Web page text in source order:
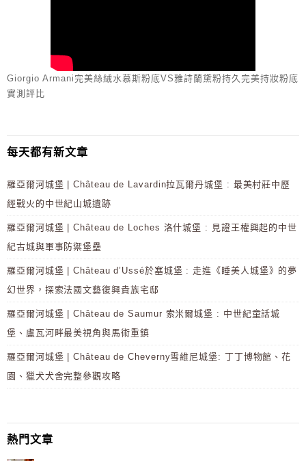
Giorgio Armani完美絲絨水慕斯粉底VS雅詩蘭黛粉持久完美持妝粉底
實測評比
每天都有新文章
羅亞爾河城堡 | Château de Lavardin拉瓦爾丹城堡 : 最美村莊中歷
經戰火的中世紀山城遺跡
羅亞爾河城堡 | Château de Loches 洛什城堡 : 見證王權興起的中世
紀古城與軍事防禦堡壘
羅亞爾河城堡 | Château d’Ussé於塞城堡 : 走進《睡美人城堡》的夢
幻世界，探索法國文藝復興貴族宅邸
羅亞爾河城堡 | Château de Saumur 索米爾城堡 : 中世紀童話城
堡、盧瓦河畔最美視角與馬術重鎮
羅亞爾河城堡 | Château de Cheverny雪維尼城堡: 丁丁博物館、花
園、獵犬犬舍完整參觀攻略
熱門文章